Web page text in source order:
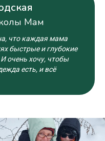
Мам
что каждая мама
быстрые и глубокие
очень хочу, чтобы
есть, и всё